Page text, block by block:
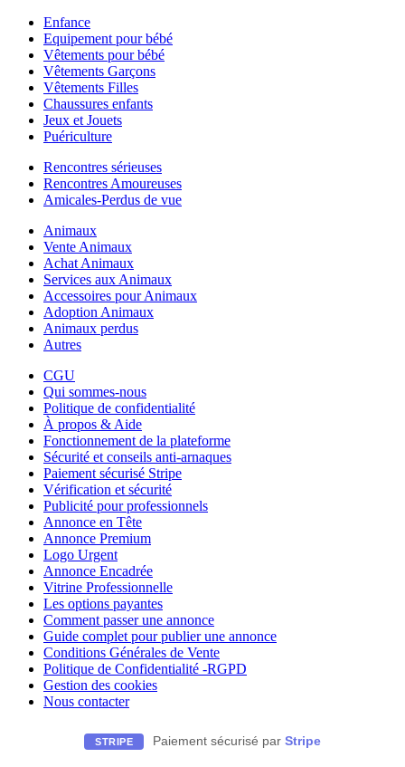
Enfance
Equipement pour bébé
Vêtements pour bébé
Vêtements Garçons
Vêtements Filles
Chaussures enfants
Jeux et Jouets
Puériculture
Rencontres sérieuses
Rencontres Amoureuses
Amicales-Perdus de vue
Animaux
Vente Animaux
Achat Animaux
Services aux Animaux
Accessoires pour Animaux
Adoption Animaux
Animaux perdus
Autres
CGU
Qui sommes-nous
Politique de confidentialité
À propos & Aide
Fonctionnement de la plateforme
Sécurité et conseils anti-arnaques
Paiement sécurisé Stripe
Vérification et sécurité
Publicité pour professionnels
Annonce en Tête
Annonce Premium
Logo Urgent
Annonce Encadrée
Vitrine Professionnelle
Les options payantes
Comment passer une annonce
Guide complet pour publier une annonce
Conditions Générales de Vente
Politique de Confidentialité -RGPD
Gestion des cookies
Nous contacter
STRIPE Paiement sécurisé par Stripe